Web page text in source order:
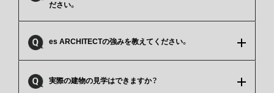
ださい。
es ARCHITECTの強みを教えてください。
実際の建物の見学はできますか？